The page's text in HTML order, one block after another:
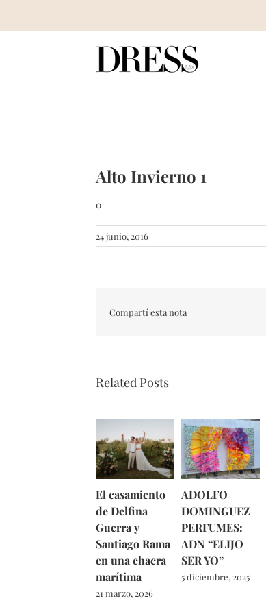
Alto Invierno 1
0
24 junio, 2016
Compartí esta nota
Related Posts
El casamiento
de Delfina
Guerra y
Santiago Rama
en una chacra
marítima
21 marzo, 2026
ADOLFO
DOMINGUEZ
PERFUMES:
ADN “ELIJO
SER YO”
5 diciembre, 2025